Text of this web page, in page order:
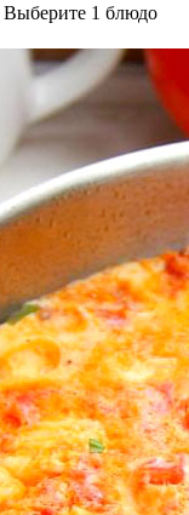
Выберите 1 блюдо